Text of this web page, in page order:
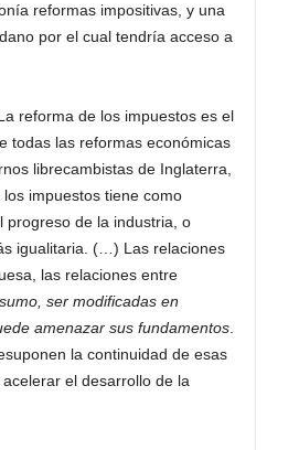
reformas impositivas, y una
por el cual tendría acceso a
reforma de los impuestos es el
todas las reformas económicas
librecambistas de Inglaterra,
impuestos tiene como
progreso de la industria, o
igualitaria. (…) Las relaciones
las relaciones entre
ser modificadas en
amenazar sus fundamentos.
la continuidad de esas
el desarrollo de la